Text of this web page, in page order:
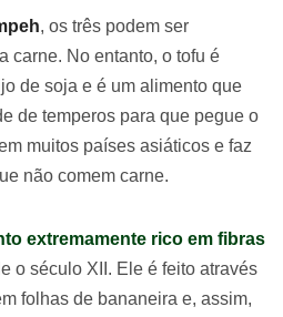
, os três podem ser
carne. No entanto, o tofu é
de soja e é um alimento que
de temperos para que pegue o
muitos países asiáticos e faz
não comem carne.
extremamente rico em fibras
o século XII. Ele é feito através
folhas de bananeira e, assim,